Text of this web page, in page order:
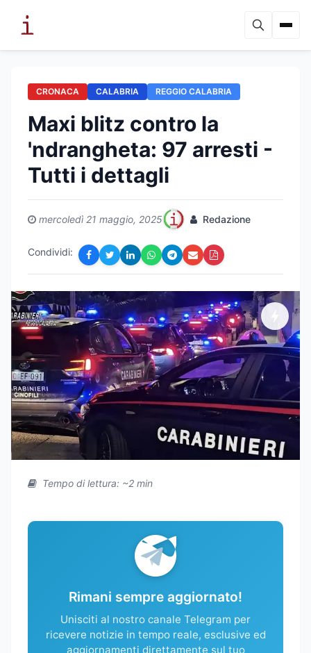
CRONACA CALABRIA REGGIO CALABRIA
Maxi blitz contro la
'ndrangheta: 97 arresti -
Tutti i dettagli
mercoledì 21 maggio, 2025 Redazione
Condividi:
Tempo di lettura: ~2 min
Rimani sempre aggiornato!
Unisciti al nostro canale Telegram per
ricevere notizie in tempo reale, esclusive ed
aggiornamenti direttamente sul tuo